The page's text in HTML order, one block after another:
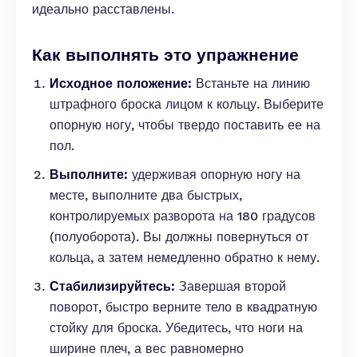
идеально расставлены.
Как выполнять это упражнение
Исходное положение: Встаньте на линию
штрафного броска лицом к кольцу. Выберите
опорную ногу, чтобы твердо поставить ее на
пол.
Выполните: удерживая опорную ногу на
месте, выполните два быстрых,
контролируемых разворота на 180 градусов
(полуоборота). Вы должны повернуться от
кольца, а затем немедленно обратно к нему.
Стабилизируйтесь: Завершая второй
поворот, быстро верните тело в квадратную
стойку для броска. Убедитесь, что ноги на
ширине плеч, а вес равномерно